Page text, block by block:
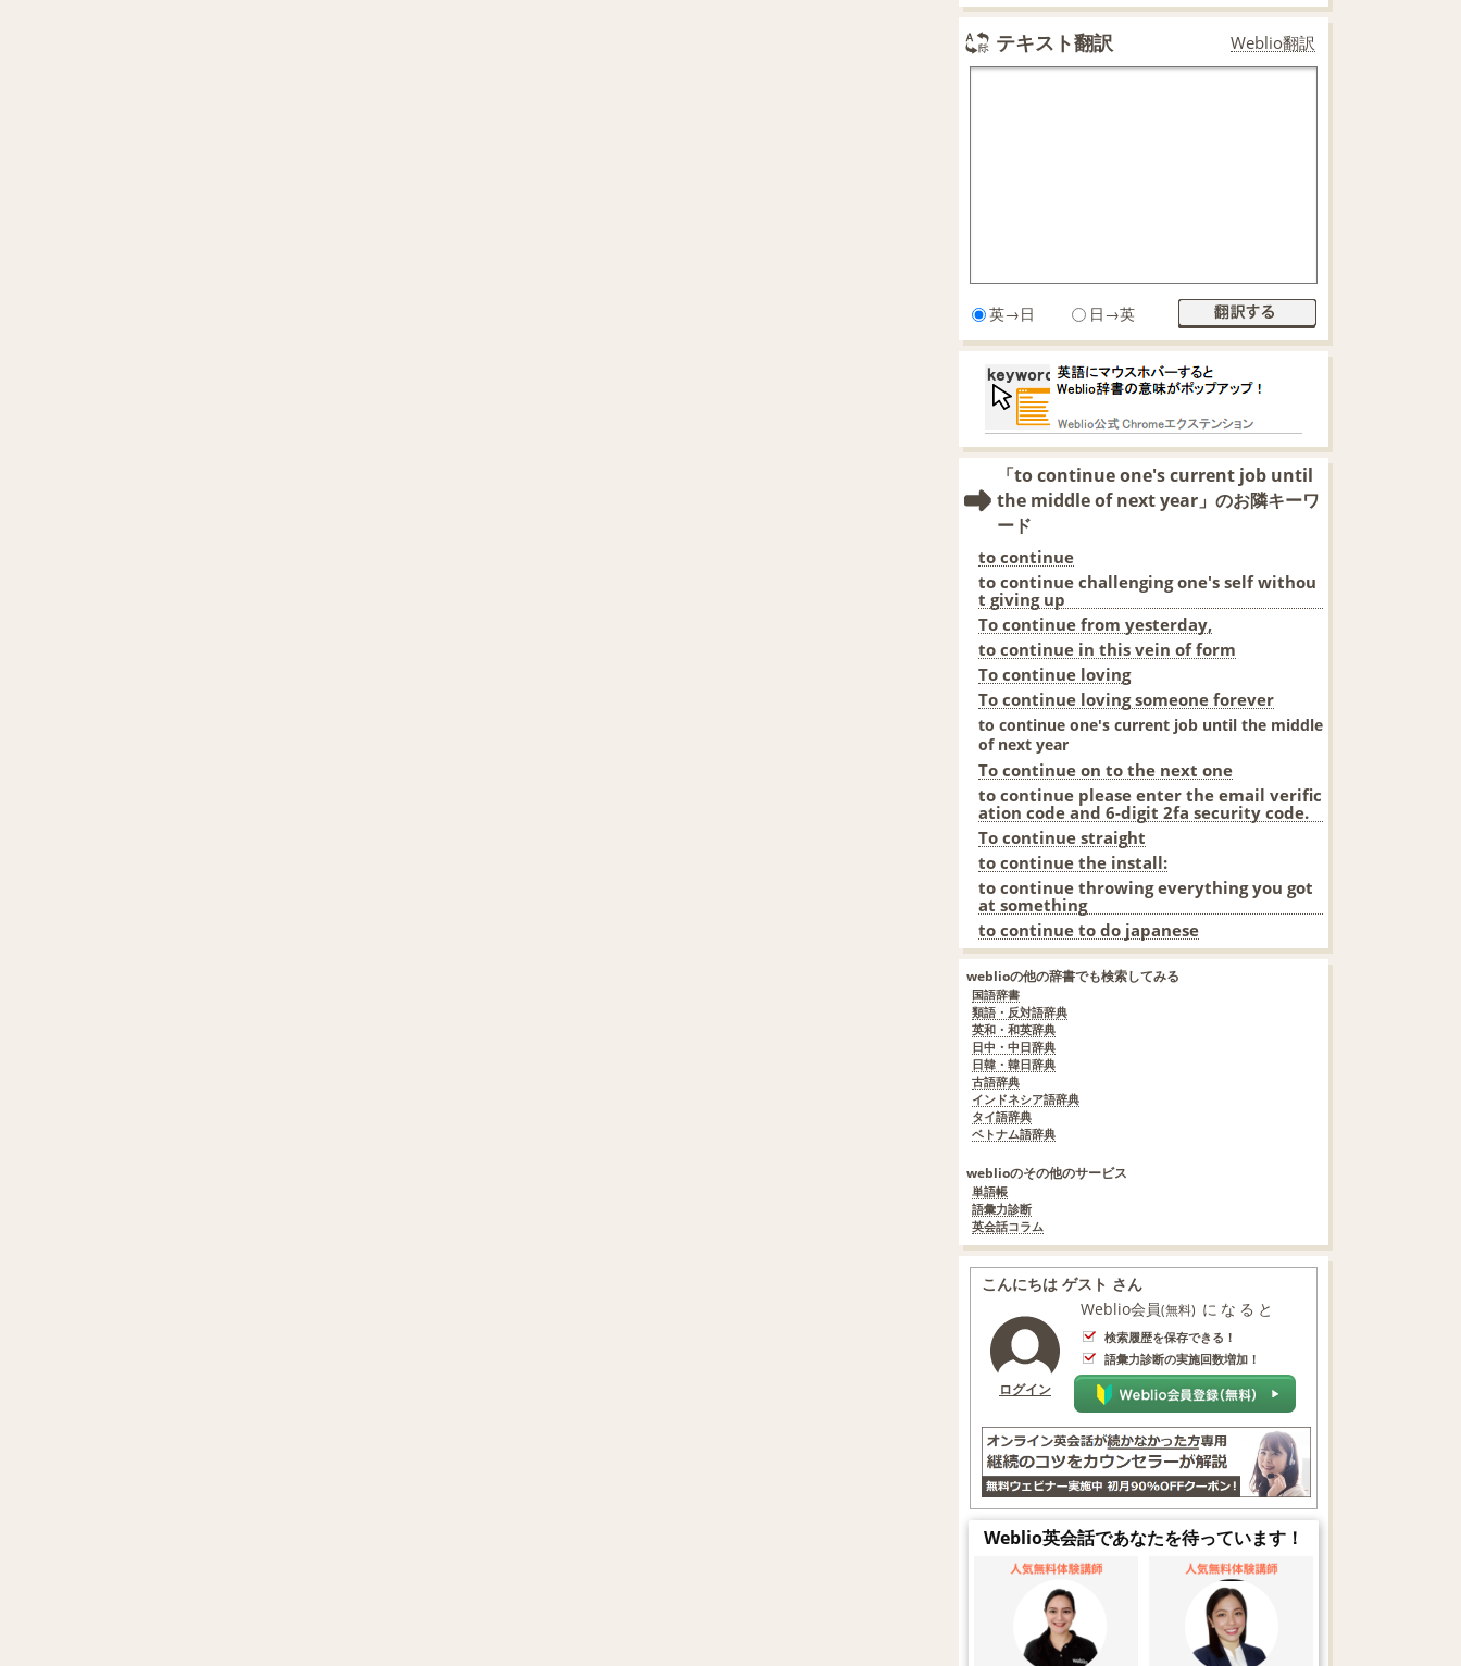
テキスト翻訳 Weblio翻訳
英→日 日→英
「to continue one's current job until
the middle of next year」のお隣キーワ
ード
to continue
to continue challenging one's self withou
t giving up
To continue from yesterday,
to continue in this vein of form
To continue loving
To continue loving someone forever
to continue one's current job until the middle
of next year
To continue on to the next one
to continue please enter the email verific
ation code and 6-digit 2fa security code.
To continue straight
to continue the install:
to continue throwing everything you got
at something
to continue to do japanese
weblioの他の辞書でも検索してみる
国語辞書
類語・反対語辞典
英和・和英辞典
日中・中日辞典
日韓・韓日辞典
古語辞典
インドネシア語辞典
タイ語辞典
ベトナム語辞典
weblioのその他のサービス
単語帳
語彙力診断
英会話コラム
こんにちは ゲスト さん
ログイン
Weblio会員(無料) になると
検索履歴を保存できる！
語彙力診断の実施回数増加！
Weblio英会話であなたを待っています！